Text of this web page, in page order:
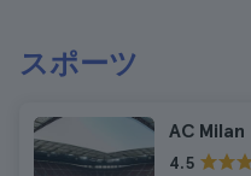
スポーツ
AC Milan
4.5